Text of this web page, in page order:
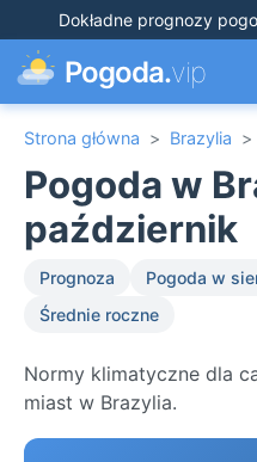
Dokładne prognozy
Pogoda.vip
Strona główna > Brazylia >
Pogoda w
październik
Prognoza Pogoda w
Średnie roczne
Normy klimatyczne dla
miast w Brazylia.